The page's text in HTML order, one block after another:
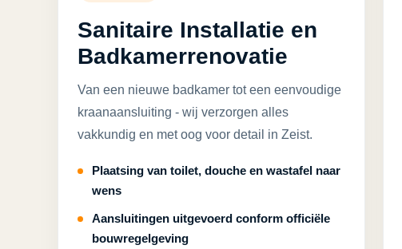
Sanitaire Installatie en
Badkamerrenovatie
Van een nieuwe badkamer tot een eenvoudige
kraanaansluiting - wij verzorgen alles
vakkundig en met oog voor detail in Zeist.
Plaatsing van toilet, douche en wastafel naar
wens
Aansluitingen uitgevoerd conform officiële
bouwregelgeving